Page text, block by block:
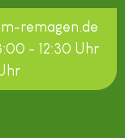
remagen.de
- 12:30 Uhr